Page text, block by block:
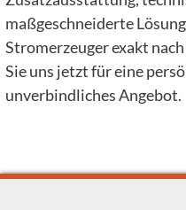
maßgeschneiderte
Stromerzeuger exakt
Sie uns jetzt für eine
unverbindliches Angebot.